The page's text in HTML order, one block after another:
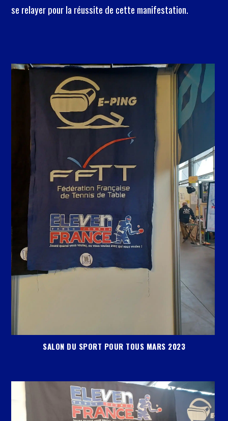
se relayer pour la réussite de cette manifestation.
SALON DU SPORT POUR TOUS MARS 2023